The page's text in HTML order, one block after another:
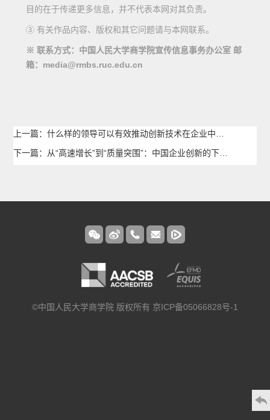
目的在于传递更多信息，并不代表本网对其负责。
③ 有关作品内容、版权和其它问题请与本网联系。
※ 联系方式：中国人民大学商学院宣传信息事务办公室 邮
箱：media@rmbs.ruc.edu.cn
©中国人民大学商学院 版权所有 京ICP备05066828号-1